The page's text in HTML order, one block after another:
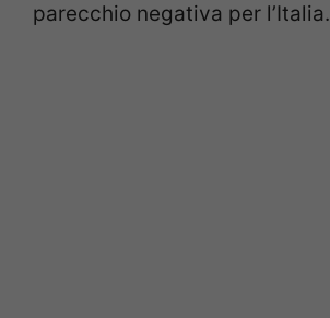
parecchio negativa per l’Italia.